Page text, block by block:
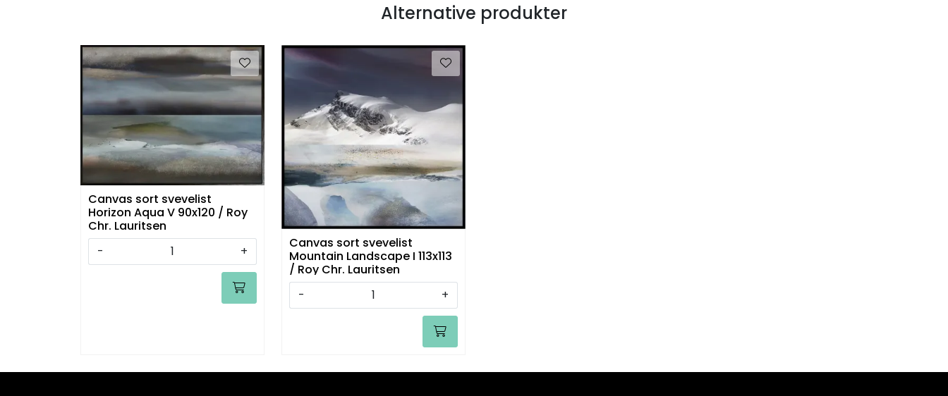
Alternative produkter
Canvas sort svevelist
Horizon Aqua V 90x120 / Roy
Chr. Lauritsen
-
+
Canvas sort svevelist
Mountain Landscape I 113x113
/ Roy Chr. Lauritsen
-
+